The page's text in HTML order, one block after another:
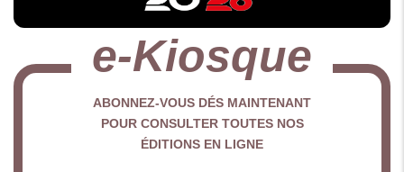
e-Kiosque
ABONNEZ-VOUS DÉS MAINTENANT
POUR CONSULTER TOUTES NOS
ÉDITIONS EN LIGNE